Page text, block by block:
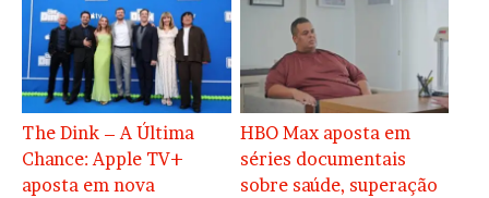
The Dink – A Última
Chance: Apple TV+
aposta em nova
HBO Max aposta em
séries documentais
sobre saúde, superação